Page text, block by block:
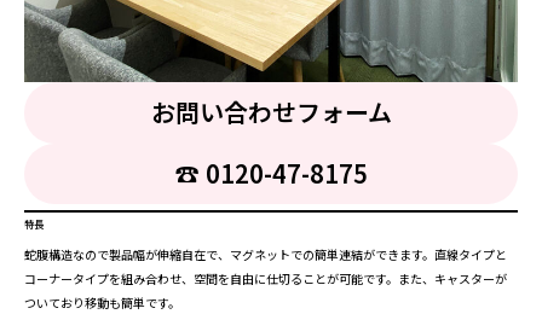
お問い合わせフォーム
☎︎ 0120-47-8175
特長
蛇腹構造なので製品幅が伸縮自在で、マグネットでの簡単連結ができます。直線タイプと
コーナータイプを組み合わせ、空間を自由に仕切ることが可能です。また、キャスターが
ついており移動も簡単です。